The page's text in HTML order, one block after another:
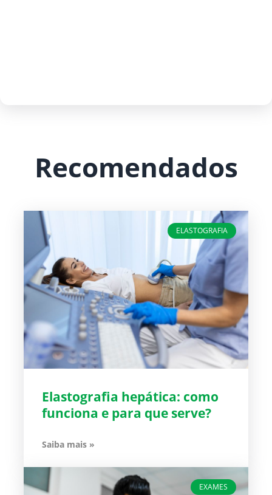
Recomendados
ELASTOGRAFIA
Elastografia hepática: como
funciona e para que serve?
Saiba mais »
EXAMES